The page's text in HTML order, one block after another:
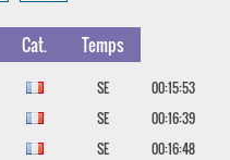
Cat. Temps
SE
00:15:53
SE
00:16:39
SE
00:16:48